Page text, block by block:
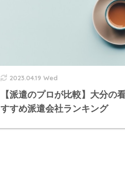
2023.04.19 Wed
【派遣のプロが比較】大分の
すすめ派遣会社ランキング